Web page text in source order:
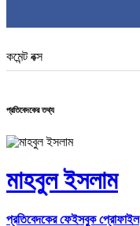
কমেন্ট বক্স
প্রতিবেদকের তথ্য
মাহবুল ইসলাম
প্রতিবেদকের ফেইসবুক প্রোফাইল